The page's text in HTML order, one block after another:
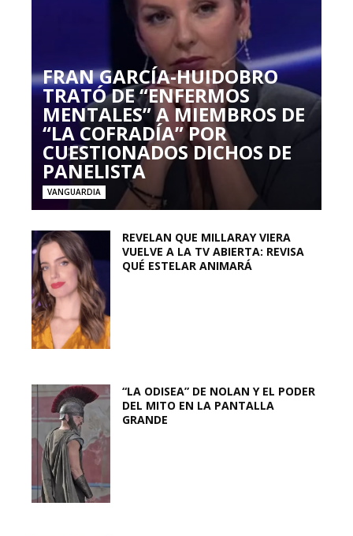
FRAN GARCÍA-HUIDOBRO
TRATÓ DE “ENFERMOS
MENTALES” A MIEMBROS DE
“LA COFRADÍA” POR
CUESTIONADOS DICHOS DE
PANELISTA
VANGUARDIA
REVELAN QUE MILLARAY VIERA
VUELVE A LA TV ABIERTA: REVISA
QUÉ ESTELAR ANIMARÁ
“LA ODISEA” DE NOLAN Y EL PODER
DEL MITO EN LA PANTALLA
GRANDE